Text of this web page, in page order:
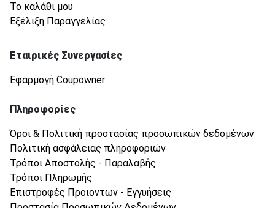
Το καλάθι μου
Εξέλιξη Παραγγελίας
Εταιρικές Συνεργασίες
Εφαρμογή Coupowner
Πληροφορίες
Όροι & Πολιτική προστασίας προσωπικών δεδομένων
Πολιτική ασφάλειας πληροφοριών
Τρόποι Αποστολής - Παραλαβής
Τρόποι Πληρωμής
Επιστροφές Προιοντων - Εγγυήσεις